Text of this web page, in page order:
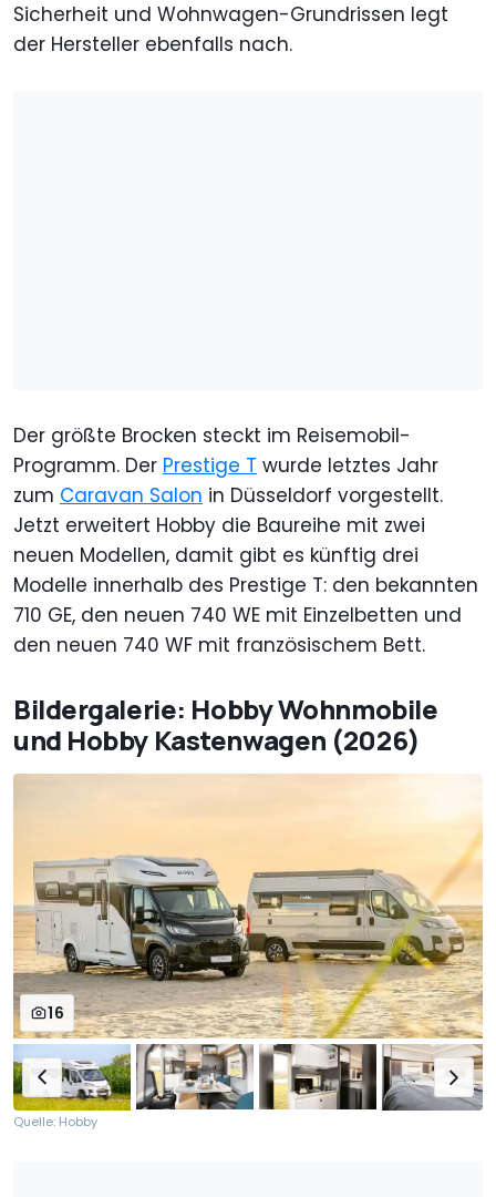
Sicherheit und Wohnwagen-Grundrissen legt
der Hersteller ebenfalls nach.
Der größte Brocken steckt im Reisemobil-
Programm. Der Prestige T wurde letztes Jahr
zum Caravan Salon in Düsseldorf vorgestellt.
Jetzt erweitert Hobby die Baureihe mit zwei
neuen Modellen, damit gibt es künftig drei
Modelle innerhalb des Prestige T: den bekannten
710 GE, den neuen 740 WE mit Einzelbetten und
den neuen 740 WF mit französischem Bett.
Bildergalerie: Hobby Wohnmobile
und Hobby Kastenwagen (2026)
16
Quelle: Hobby